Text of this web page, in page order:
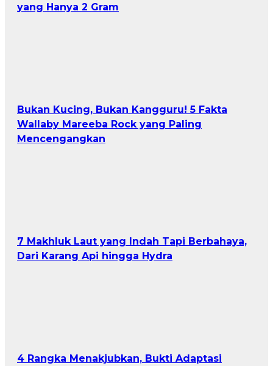
yang Hanya 2 Gram
Bukan Kucing, Bukan Kangguru! 5 Fakta
Wallaby Mareeba Rock yang Paling
Mencengangkan
7 Makhluk Laut yang Indah Tapi Berbahaya,
Dari Karang Api hingga Hydra
4 Rangka Menakjubkan, Bukti Adaptasi